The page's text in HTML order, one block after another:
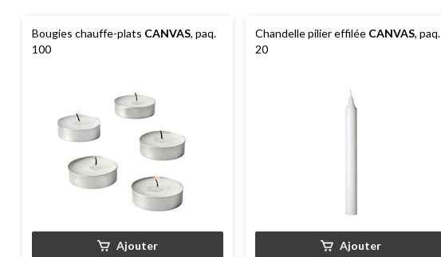
Bougies chauffe-plats CANVAS, paq.
100
Ajouter
Chandelle pilier effilée CANVAS, paq.
20
Ajouter